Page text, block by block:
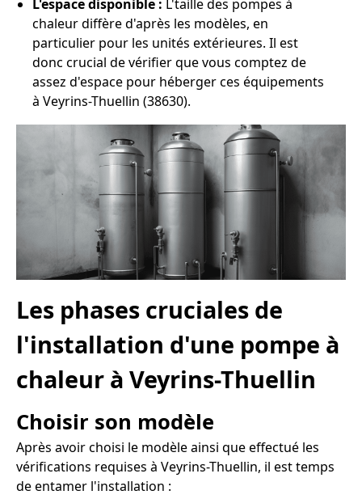
L'espace disponible : L'taille des pompes à
chaleur diffère d'après les modèles, en
particulier pour les unités extérieures. Il est
donc crucial de vérifier que vous comptez de
assez d'espace pour héberger ces équipements
à Veyrins-Thuellin (38630).
Les phases cruciales de
l'installation d'une pompe à
chaleur à Veyrins-Thuellin
Choisir son modèle
Après avoir choisi le modèle ainsi que effectué les
vérifications requises à Veyrins-Thuellin, il est temps
de entamer l'installation :